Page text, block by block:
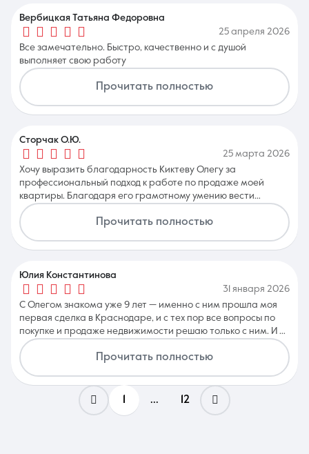
Вербицкая Татьяна Федоровна
25 апреля 2026
Все замечательно. Быстро, качественно и с душой
выполняет свою работу
Прочитать полностью
Сторчак О.Ю.
25 марта 2026
Хочу выразить благодарность Киктеву Олегу за
профессиональный подход к работе по продаже моей
квартиры. Благодаря его грамотному умению вести
переговоры, плюс личным качествам: вежливость,
корректность, внимание к деталям, оперативность,
квартира была продана быстро и по хорошей стоимости.
Рекомендую Киктева Олега как настоящего
Прочитать полностью
Юлия Константинова
31 января 2026
С Олегом знакома уже 9 лет — именно с ним прошла моя
первая сделка в Краснодаре, и с тех пор все вопросы по
покупке и продаже недвижимости решаю только с ним. И в
этот раз, при покупке объекта в Краснодаре, Олег
полностью подстроился под мои сроки и возможности, учёл
все пожелания, разобрал объект по всем нюансам и
договорился по условиям, включая минимальную сумму
предварительного договора, что для меня было важно.
Олег — человечный, клиентоориентированный и надёжный
Прочитать полностью
1 ... 12